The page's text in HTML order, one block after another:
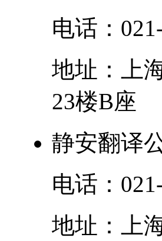
电话：
地址：
上
23楼B座
静安翻译
电话：
地址：
上